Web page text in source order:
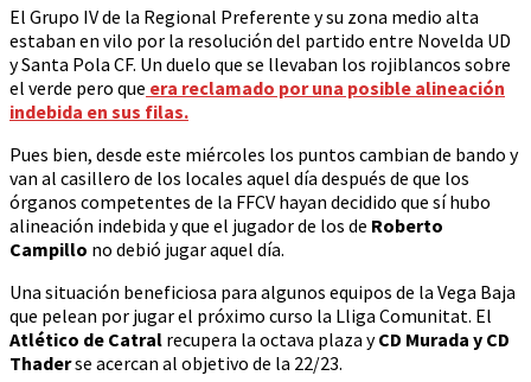
El Grupo IV de la Regional Preferente y su zona medio alta
estaban en vilo por la resolución del partido entre Novelda UD
y Santa Pola CF. Un duelo que se llevaban los rojiblancos sobre
el verde pero que era reclamado por una posible alineación
indebida en sus filas.
Pues bien, desde este miércoles los puntos cambian de bando y
van al casillero de los locales aquel día después de que los
órganos competentes de la FFCV hayan decidido que sí hubo
alineación indebida y que el jugador de los de Roberto
Campillo no debió jugar aquel día.
Una situación beneficiosa para algunos equipos de la Vega Baja
que pelean por jugar el próximo curso la Lliga Comunitat. El
Atlético de Catral recupera la octava plaza yCD Murada y CD
Thaderse acercan al objetivo de la 22/23.